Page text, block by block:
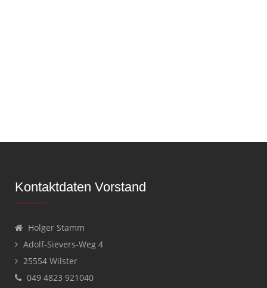
Kontaktdaten Vorstand
Holger Stamm
Adolf-Sievers-Weg 4
25554 Wilster
049 4823 921040